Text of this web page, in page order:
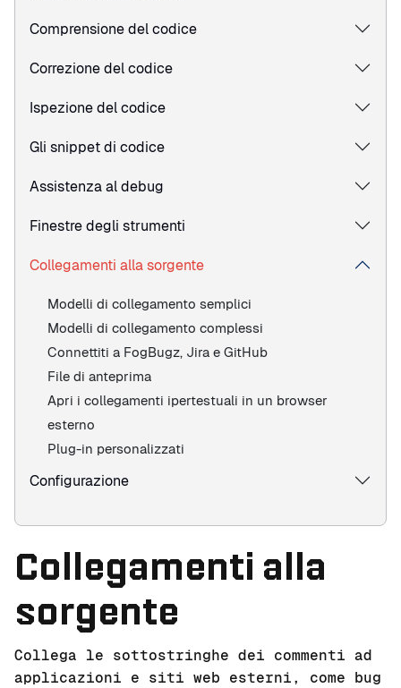
Comprensione del codice
Correzione del codice
Ispezione del codice
Gli snippet di codice
Assistenza al debug
Finestre degli strumenti
Collegamenti alla sorgente
Modelli di collegamento semplici
Modelli di collegamento complessi
Connettiti a FogBugz, Jira e GitHub
File di anteprima
Apri i collegamenti ipertestuali in un browser
esterno
Plug-in personalizzati
Configurazione
Collegamenti alla
sorgente
Collega le sottostringhe dei commenti ad
applicazioni e siti web esterni, come bug